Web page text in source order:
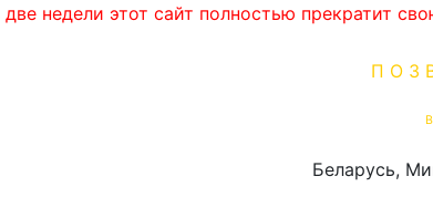
недели этот сайт полностью прекратит
Беларусь,